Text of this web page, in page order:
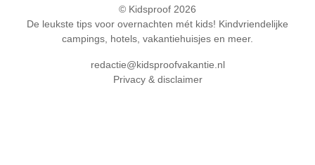
© Kidsproof 2026
De leukste tips voor overnachten mét kids! Kindvriendelijke
campings, hotels, vakantiehuisjes en meer.
redactie@kidsproofvakantie.nl
Privacy & disclaimer